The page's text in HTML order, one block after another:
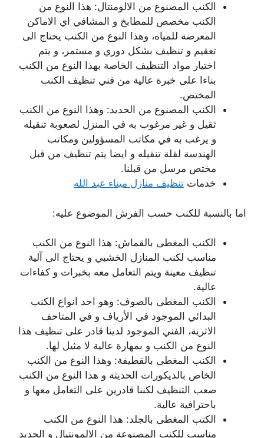
الكنب المصنوع من الالومنتال: هذا النوع من
الكنب مخصص للمطابخ و المشافي اي الاماكن
المعرضة للمياه، وهذا النوع من الكنب يحتاج الى
تعقيم و تنظيف بشكل دوري و مستمر، و يتم
اختيار مواد التنظيف الخاصة بهذا النوع من الكنب
بناءا على خبرة عالية من فني تنظيف الكنب
المختص.
الكنب المصنوع من الحديد: وهذا النوع من الكنب
ثقيل و غير مرغوب به في المنزل لصعوبة تنقيله
و يرغب به في مكاتب المسؤولين ومكاتب
الهندسة لقلة تنقيله و ايضا يتم تنظيف من قبل
مختص مرسل من قبلنا.
خدمات تنظيف منازل ميناء عبد الله
اما بالنسبة للكنب حسب الفرش الموضوع عليه:
الكنب المغطى بالقماش: هذا النوع من الكنب
مناسب لكنب المنازل الخشبي و يحتاج الى آلية
تنظيف معينة ويتم التعامل معه بخبرات و كفاءات
عالية.
الكنب المغطى بالصوف: وهو احد انواع الكنب
البدائي الموجود في الأرياف و في المتاحف
الاثرية، الفني الموجود لدينا قادر على تنظيف هذا
النوع من الكنب و بمهارة عالية لا مثيل لها.
الكنب المغطى بالقطيفة: وهذا النوع من الكنب
الخاص بالديكورات الحديثة و هذا النوع من الكنب
صعب التنظيف لكننا قادرين على التعامل معها و
باحترافية عالية.
الكتب المغطى بالجلد: هذا النوع من الكنب
مناسب للكنب المصنوعة من الالمونتيال و الحديد